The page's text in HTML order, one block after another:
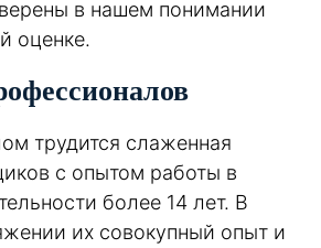
в нашем понимании
оценке.
трудится слаженная
с опытом работы в
более 14 лет. В
их совокупный опыт и